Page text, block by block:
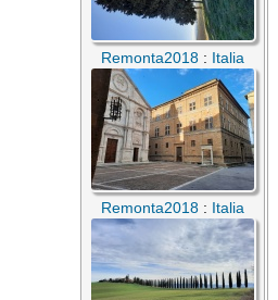
Remonta2018 : Italia
Remonta2018 : Italia